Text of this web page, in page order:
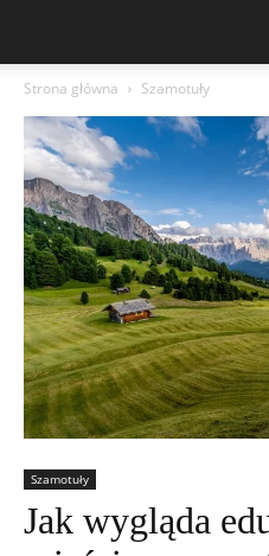
Strona główna Szamotuły
Szamotuły
Jak wygląda